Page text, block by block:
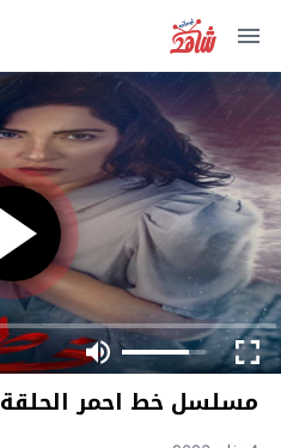
مسلسل خط احمر الحلقة 24